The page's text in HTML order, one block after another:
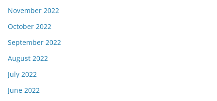
November 2022
October 2022
September 2022
August 2022
July 2022
June 2022